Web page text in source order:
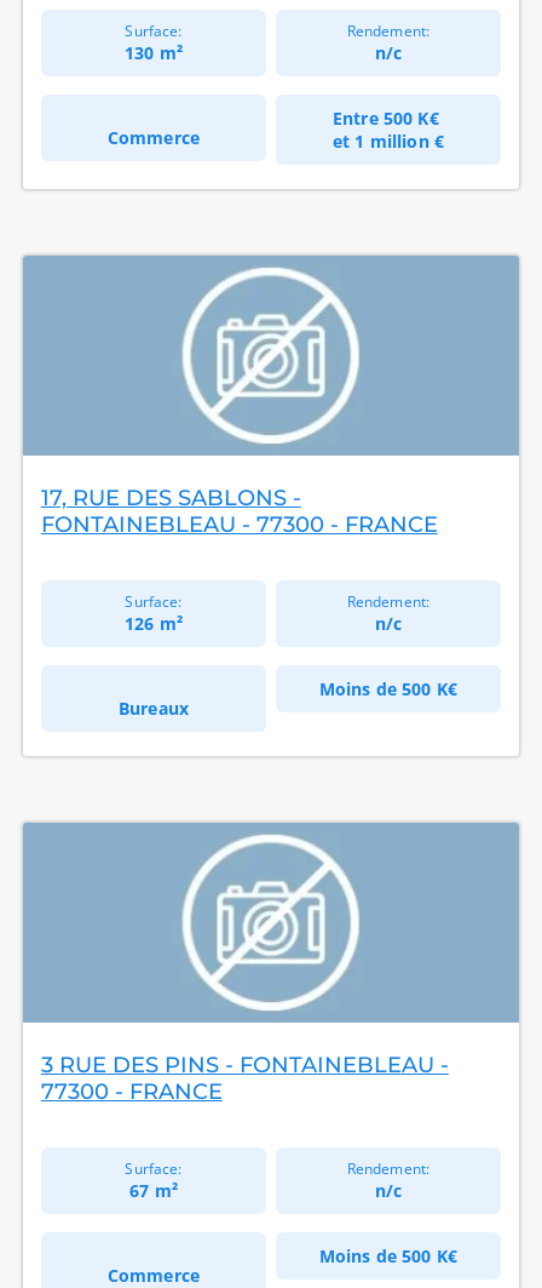
Surface:
130 m²
Rendement:
n/c
Commerce
Entre 500 K€
et 1 million €
17, RUE DES SABLONS -
FONTAINEBLEAU - 77300 - FRANCE
Surface:
126 m²
Rendement:
n/c
Bureaux
Moins de500 K€
3 RUE DES PINS - FONTAINEBLEAU -
77300 - FRANCE
Surface:
67 m²
Rendement:
n/c
Commerce
Moins de500 K€